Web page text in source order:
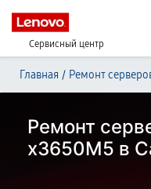
Сервисный центр
Главная / Ремонт
Ремонт
x3650M5 в